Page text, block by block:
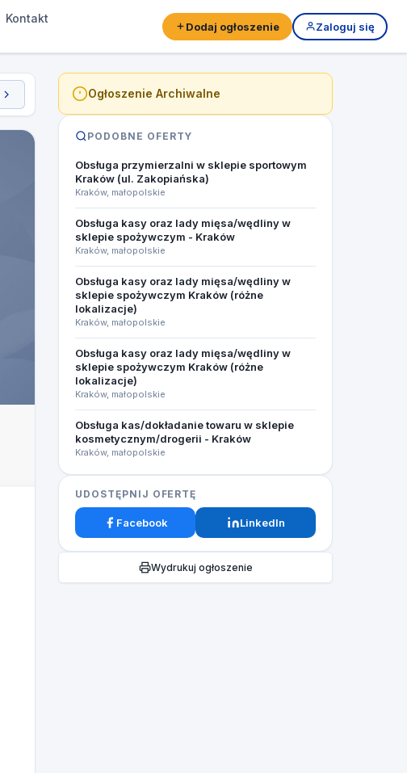
Kontakt
Dodaj ogłoszenie Zaloguj się
Ogłoszenie Archiwalne
PODOBNE OFERTY
Obsługa przymierzalni w sklepie sportowym
Kraków (ul. Zakopiańska)
Kraków, małopolskie
Obsługa kasy oraz lady mięsa/wędliny w
sklepie spożywczym - Kraków
Kraków, małopolskie
Obsługa kasy oraz lady mięsa/wędliny w
sklepie spożywczym Kraków (różne
lokalizacje)
Kraków, małopolskie
Obsługa kasy oraz lady mięsa/wędliny w
sklepie spożywczym Kraków (różne
lokalizacje)
Kraków, małopolskie
Obsługa kas/dokładanie towaru w sklepie
kosmetycznym/drogerii - Kraków
Kraków, małopolskie
UDOSTĘPNIJ OFERTĘ
Facebook LinkedIn
Wydrukuj ogłoszenie